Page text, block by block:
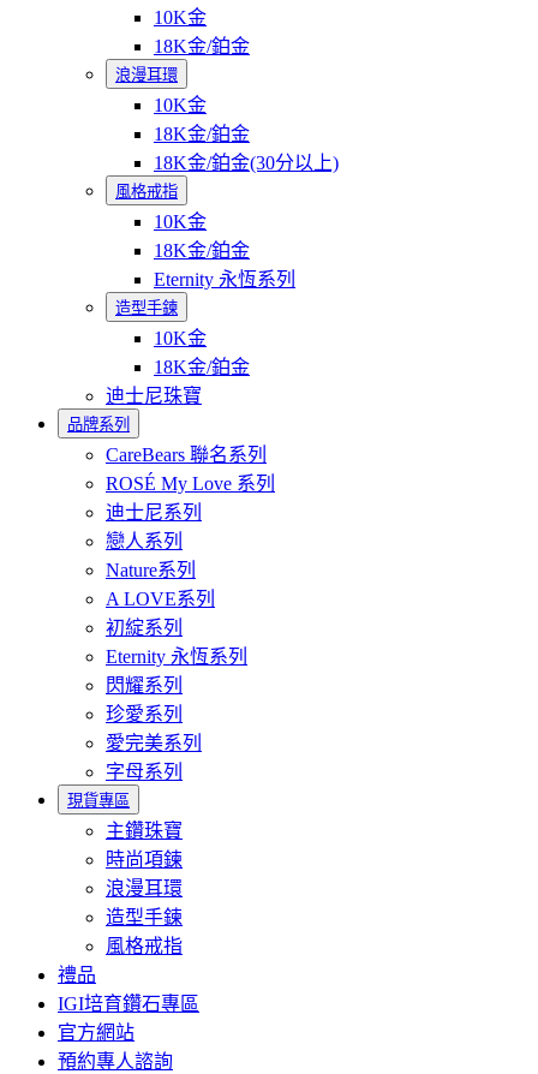
10K金
18K金/鉑金
浪漫耳環
10K金
18K金/鉑金
18K金/鉑金(30分以上)
風格戒指
10K金
18K金/鉑金
Eternity 永恆系列
造型手鍊
10K金
18K金/鉑金
迪士尼珠寶
品牌系列
CareBears 聯名系列
ROSÉ My Love 系列
迪士尼系列
戀人系列
Nature系列
A LOVE系列
初綻系列
Eternity 永恆系列
閃耀系列
珍愛系列
愛完美系列
字母系列
現貨專區
主鑽珠寶
時尚項鍊
浪漫耳環
造型手鍊
風格戒指
禮品
IGI培育鑽石專區
官方網站
預約專人諮詢